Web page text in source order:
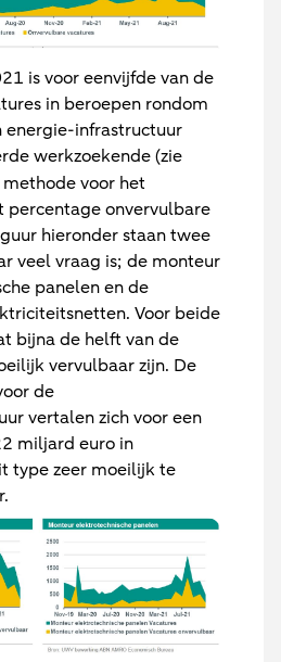
is voor eenvijfde van de
in beroepen rondom
energie-infrastructuur
werkzoekende (zie
methode voor het
percentage onvervulbare
hieronder staan twee
veel vraag is; de monteur
panelen en de
Voor beide
bijna de helft van de
vervulbaar zijn. De
de
vertalen zich voor een
miljard euro in
type zeer moeilijk te